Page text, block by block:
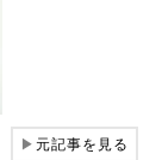
▶元記事を見る